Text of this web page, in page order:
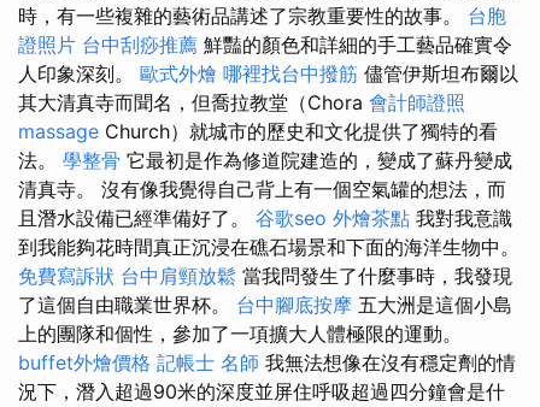
時，有一些複雜的藝術品講述了宗教重要性的故事。 台胞
證照片 台中刮痧推薦 鮮豔的顏色和詳細的手工藝品確實令
人印象深刻。 歐式外燴 哪裡找台中撥筋 儘管伊斯坦布爾以
其大清真寺而聞名，但喬拉教堂（Chora 會計師證照
massage Church）就城市的歷史和文化提供了獨特的看
法。 學整骨 它最初是作為修道院建造的，變成了蘇丹變成
清真寺。 沒有像我覺得自己背上有一個空氣罐的想法，而
且潛水設備已經準備好了。 谷歌seo 外燴茶點 我對我意識
到我能夠花時間真正沉浸在礁石場景和下面的海洋生物中。
免費寫訴狀 台中肩頸放鬆 當我問發生了什麼事時，我發現
了這個自由職業世界杯。 台中腳底按摩 五大洲是這個小島
上的團隊和個性，參加了一項擴大人體極限的運動。
buffet外燴價格 記帳士 名師 我無法想像在沒有穩定劑的情
況下，潛入超過90米的深度並屏住呼吸超過四分鐘會是什